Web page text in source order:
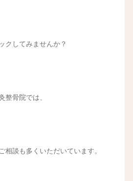
クしてみませんか？
整骨院では、
相談も多くいただいています。